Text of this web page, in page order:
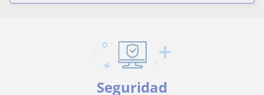
Seguridad